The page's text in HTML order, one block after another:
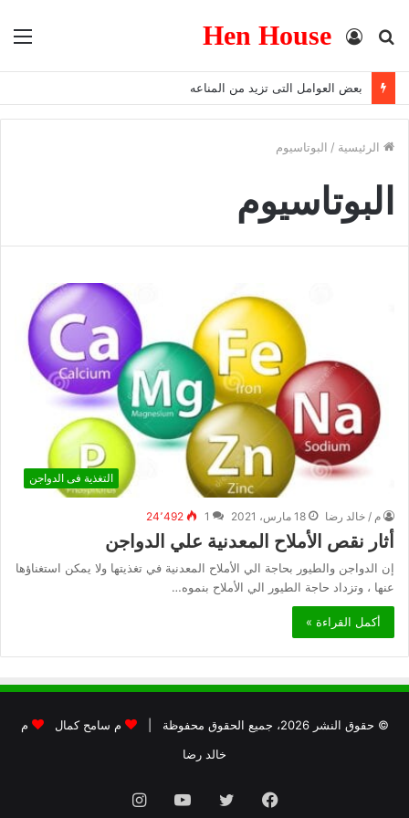
Hen House
بحث
تسجيل
بعض العوامل التى تزيد من المناعه
الرئيسية / البوتاسيوم
البوتاسيوم
التغذية فى الدواجن
م / خالد رضا 18 مارس، 2021 1 24٬492
أثار نقص الأملاح المعدنية علي الدواجن
إن الدواجن والطيور بحاجة الي الأملاح المعدنية في تغذيتها ولا يمكن استغناؤها
عنها ، وتزداد حاجة الطيور الي الأملاح بنموه…
أكمل القراءة »
© حقوق النشر 2026، جميع الحقوق محفوظة | م سامح كمال
م
خالد رضا
فيسبوك تويتر يوتيوب